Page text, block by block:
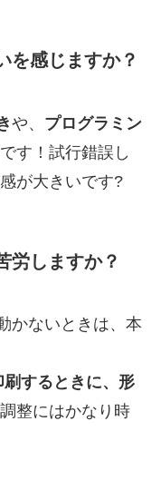
を感じますか？
や、 プログラミン
す！試行錯誤し
が大きいです?
労しますか？
かないときは、本
するときに、形
整にはかなり時